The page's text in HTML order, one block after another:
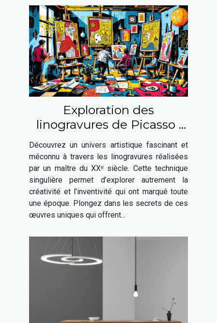
Exploration des
linogravures de Picasso :
une fenêtre sur son génie
artistique
Découvrez un univers artistique fascinant et
méconnu à travers les linogravures réalisées
par un maître du XXᵉ siècle. Cette technique
singulière permet d’explorer autrement la
créativité et l’inventivité qui ont marqué toute
une époque. Plongez dans les secrets de ces
œuvres uniques qui offrent...